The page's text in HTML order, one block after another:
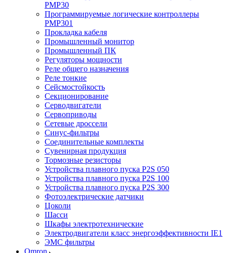
PMP30
Программируемые логические контроллеры
PMP301
Прокладка кабеля
Промышленный монитор
Промышленный ПК
Регуляторы мощности
Реле общего назначения
Реле тонкие
Сейсмостойкость
Секционирование
Серводвигатели
Сервоприводы
Сетевые дроссели
Синус-фильтры
Соединительные комплекты
Сувенирная продукция
Тормозные резисторы
Устройства плавного пуска P2S 050
Устройства плавного пуска P2S 100
Устройства плавного пуска P2S 300
Фотоэлектрические датчики
Цоколи
Шасси
Шкафы электротехнические
Электродвигатели класс энергоэффективности IE1
ЭМС фильтры
Omron